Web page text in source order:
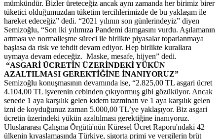
mümkündür. Bizler üreteceğiz ancak aynı zamanda her birimiz birer
tüketici olduğumuzdan tüketim tercihlerimizde de bu yaklaşım ile
hareket edeceğiz” dedi. “2021 yılının son günlerindeyiz” diyen
Semizoğlu, “Son iki yılımıza Pandemi damgasını vurdu. Aşılamanın
artması ve normalleşme süreci ile birlikte piyasalar toparlanmaya
başlasa da risk ve tehdit devam ediyor. Hep birlikte kurallara
uymaya devam edeceğiz. Maske, mesafe, hijyen” dedi.
“ASGARİ ÜCRETİN ÜZERİNDEKİ YÜKÜN
AZALTILMASI GEREKTİĞİNE İNANIYORUZ”
Semizoğlu konuşmasının devamında ise, “2.825,00 TL asgari ücret
4.104,00 TL işverenin cebinden çıkıyormuş gibi gözüküyor. Ancak
senede 1 aya karşılık gelen kıdem tazminatı ve 1 aya karşılık gelen
izni de koyduğunuz zaman 5.000,00 TL’ye yaklaşıyor. Biz asgari
ücretin üzerindeki yükün azaltılması gerektiğine inanıyoruz.
Uluslararası Çalışma Örgütü'nün Küresel Ücret Raporu'ndaki 42
ülkenin kıyaslamasında Türkiye, sigorta primi ve vergilerin brüt